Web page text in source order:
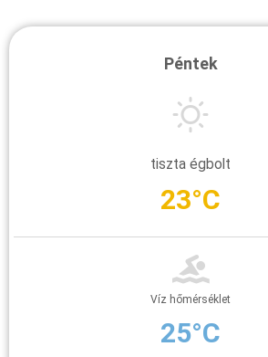
Péntek
tiszta égbolt
23°C
Víz hőmérséklet
25°C